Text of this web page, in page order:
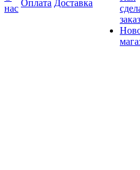
нас
Оплата Доставка
заказ